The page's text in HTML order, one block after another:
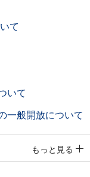
て
いて
一般開放について
もっと見る